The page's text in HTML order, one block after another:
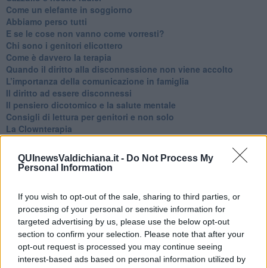
QUInewsValdichiana.it - Do Not Process My
Personal Information
If you wish to opt-out of the sale, sharing to third parties, or
processing of your personal or sensitive information for
targeted advertising by us, please use the below opt-out
section to confirm your selection. Please note that after your
opt-out request is processed you may continue seeing
interest-based ads based on personal information utilized by
​Come un elefante in soggiorno
​Abbiamo perso tutti
E se le cose non vanno come vorresti?
​Chi sono i genitori elicottero
Come è davvero la terapia
Quando il diritto alla disconnessione non viene accolto
​L’importanza della comunicazione in famiglia
​Il diritto ad essere disconnessi
​Il pensiero dicotomico e la salute mentale
​Consigli di lettura per genitori e non solo
​La Clownterapia
​Differenze tra persone frustrate e non
L’invisibile fatica mentale
Vacanze a km zero
​Storie antiche di tempi moderni
​Quello che alle mamme non dicono
Adultescenza
Homo imbecillis
​4 anni di Blog
Quando il silenzio è aggressivo